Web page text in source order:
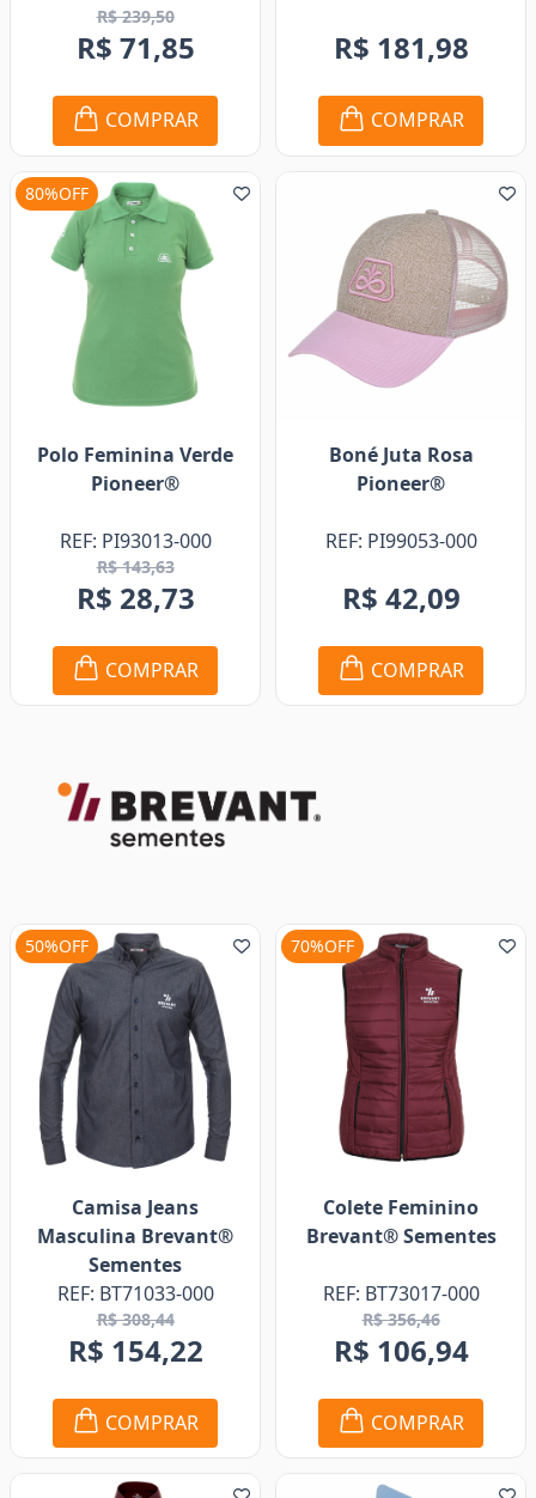
R$ 239,50
R$ 71,85
COMPRAR
R$ 181,98
COMPRAR
80%OFF
Polo Feminina Verde
Pioneer®
REF: PI93013-000
R$ 143,63
R$ 28,73
COMPRAR
Boné Juta Rosa
Pioneer®
REF: PI99053-000
R$ 42,09
COMPRAR
50%OFF
Camisa Jeans
Masculina Brevant®
Sementes
REF: BT71033-000
R$ 308,44
R$ 154,22
COMPRAR
70%OFF
Colete Feminino
Brevant® Sementes
REF: BT73017-000
R$ 356,46
R$ 106,94
COMPRAR